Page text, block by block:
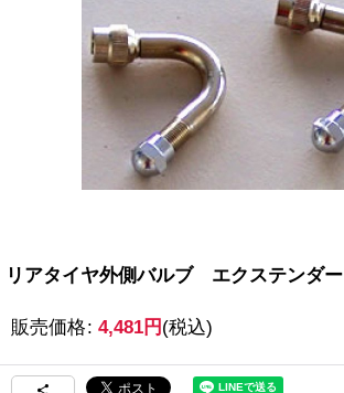
リアタイヤ外側バルブ エクステンダー
販売価格: 4,481円 (税込)